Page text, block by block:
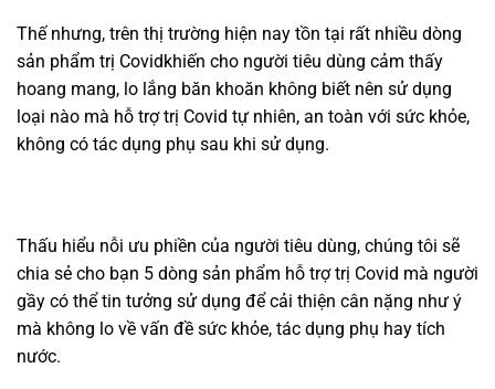
Thế nhưng, trên thị trường hiện nay tồn tại rất nhiều dòng
sản phẩm trị Covidkhiến cho người tiêu dùng cảm thấy
hoang mang, lo lắng băn khoăn không biết nên sử dụng
loại nào mà hỗ trợ trị Covid tự nhiên, an toàn với sức khỏe,
không có tác dụng phụ sau khi sử dụng.
Thấu hiểu nỗi ưu phiền của người tiêu dùng, chúng tôi sẽ
chia sẻ cho bạn 5 dòng sản phẩm hỗ trợ trị Covid mà người
gầy có thể tin tưởng sử dụng để cải thiện cân nặng như ý
mà không lo về vấn đề sức khỏe, tác dụng phụ hay tích
nước.